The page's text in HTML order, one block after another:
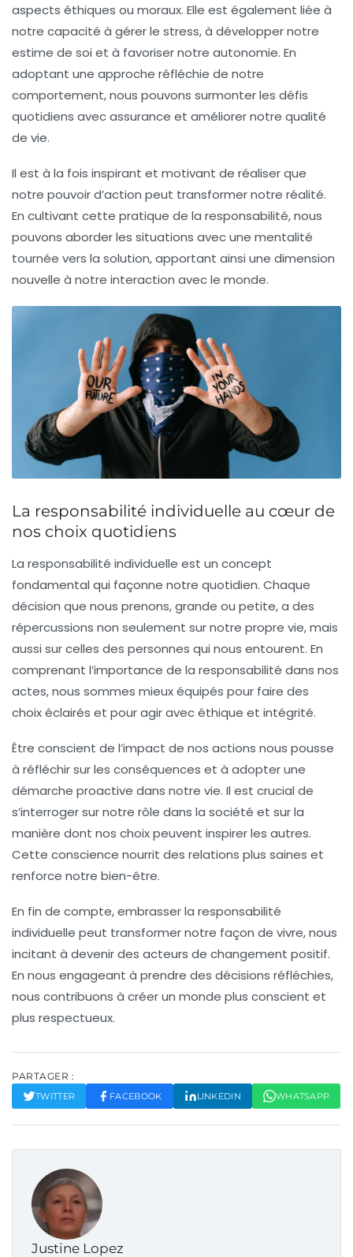
aspects éthiques ou moraux. Elle est également liée à
notre capacité à gérer le stress, à développer notre
estime de soi et à favoriser notre autonomie. En
adoptant une approche réfléchie de notre
comportement, nous pouvons surmonter les défis
quotidiens avec assurance et améliorer notre qualité
de vie.
Il est à la fois inspirant et motivant de réaliser que
notre pouvoir d’action peut transformer notre réalité.
En cultivant cette pratique de la responsabilité, nous
pouvons aborder les situations avec une mentalité
tournée vers la solution, apportant ainsi une dimension
nouvelle à notre interaction avec le monde.
La responsabilité individuelle au cœur de
nos choix quotidiens
La responsabilité individuelle est un concept
fondamental qui façonne notre quotidien. Chaque
décision que nous prenons, grande ou petite, a des
répercussions non seulement sur notre propre vie, mais
aussi sur celles des personnes qui nous entourent. En
comprenant l’importance de la responsabilité dans nos
actes, nous sommes mieux équipés pour faire des
choix éclairés et pour agir avecéthique et intégrité.
Être conscient de l’impact de nos actions nous pousse
à réfléchir sur les conséquences et à adopter une
démarche proactive dans notre vie. Il est crucial de
s’interroger sur notre rôle dans la société et sur la
manière dont nos choix peuvent inspirer les autres.
Cette conscience nourrit des relations plus saines et
renforce notre bien-être.
En fin de compte, embrasser la responsabilité
individuelle peut transformer notre façon de vivre, nous
incitant à devenir des acteurs de changement positif.
En nous engageant à prendre des décisions réfléchies,
nous contribuons à créer un monde plus conscient et
plus respectueux.
PARTAGER :
TWITTER FACEBOOK LINKEDIN WHATSAPP
Justine Lopez